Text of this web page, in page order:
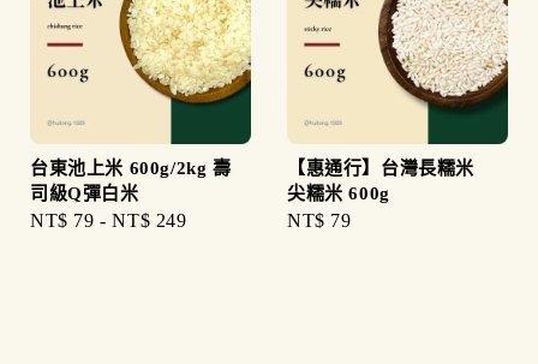
台東池上米 600g/2kg 壽
司級Q彈白米
Regular
NT$ 79 -NT$ 249
【惠通行】台灣長糯米
尖糯米 600g
Regular
NT$ 79